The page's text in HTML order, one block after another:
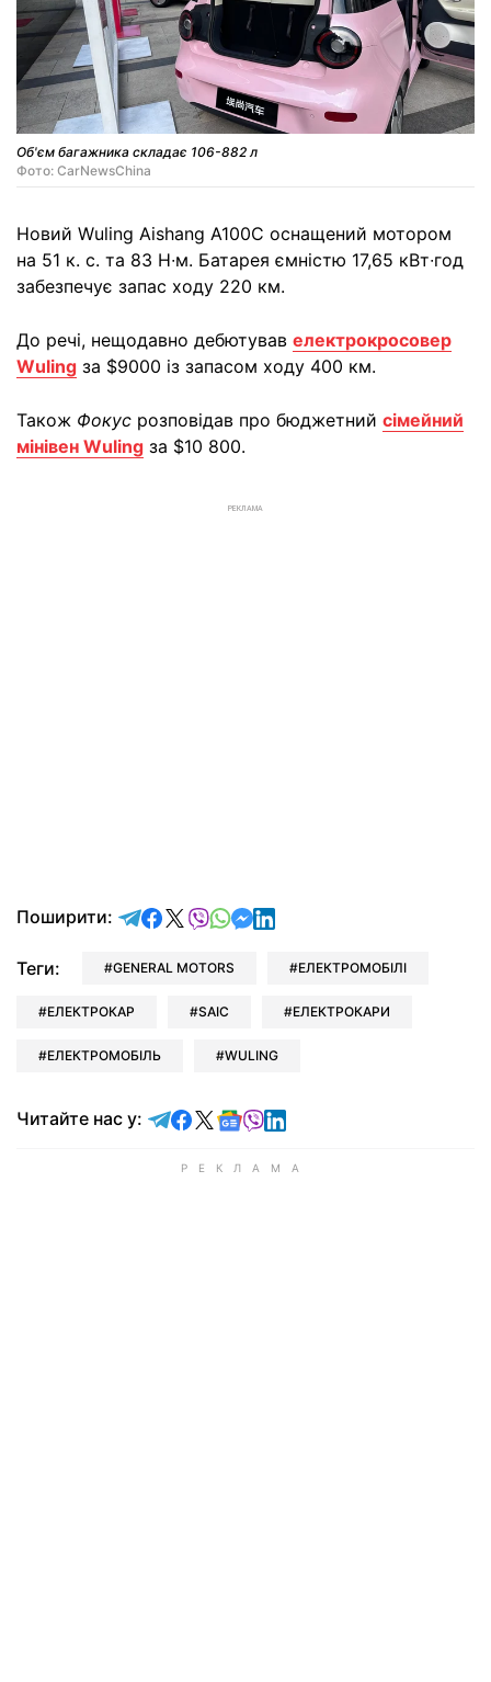
Об'єм багажника складає 106-882 л
Фото: CarNewsChina
Новий Wuling Aishang A100C оснащений мотором
на 51 к. с. та 83 Н∙м. Батарея ємністю 17,65 кВт∙год
забезпечує запас ходу 220 км.
До речі, нещодавно дебютував електрокросовер
Wuling за $9000 із запасом ходу 400 км.
Також Фокус розповідав про бюджетний сімейний
мінівен Wuling за $10 800.
РЕКЛАМА
Поширити: відправити у Telegram
поділитись у Facebook
поділитись у X
відправити у Viber
відправити у Whatsapp
відправити у Messenger
відправити у LinkedIn
Теги: GENERAL MOTORS ЕЛЕКТРОМОБІЛІ
ЕЛЕКТРОКАР SAIC ЕЛЕКТРОКАРИ
ЕЛЕКТРОМОБІЛЬ WULING
Читайте нас у: Читайте у Telegram
Читайте у Facebook
Читайте у X
Читайте у Google news
Читайте у Viber
Читайте у LinkedIn